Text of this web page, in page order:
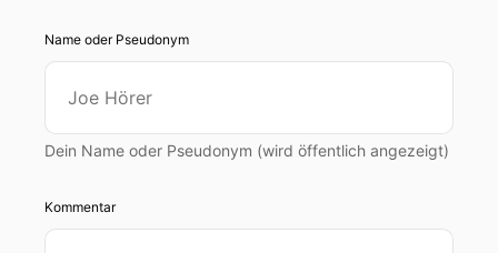
Name oder Pseudonym
Dein Name oder Pseudonym (wird öffentlich angezeigt)
Kommentar